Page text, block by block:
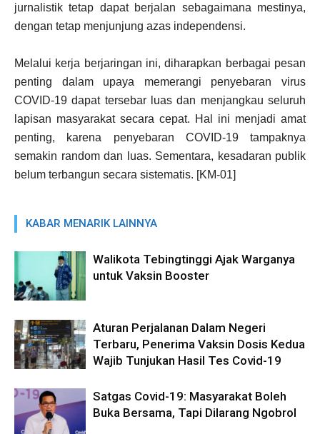
jurnalistik tetap dapat berjalan sebagaimana mestinya,
dengan tetap menjunjung azas independensi.
Melalui kerja berjaringan ini, diharapkan berbagai pesan
penting dalam upaya memerangi penyebaran virus
COVID-19 dapat tersebar luas dan menjangkau seluruh
lapisan masyarakat secara cepat. Hal ini menjadi amat
penting, karena penyebaran COVID-19 tampaknya
semakin random dan luas. Sementara, kesadaran publik
belum terbangun secara sistematis. [KM-01]
KABAR MENARIK LAINNYA
Walikota Tebingtinggi Ajak Warganya
untuk Vaksin Booster
Aturan Perjalanan Dalam Negeri
Terbaru, Penerima Vaksin Dosis Kedua
Wajib Tunjukan Hasil Tes Covid-19
Satgas Covid-19: Masyarakat Boleh
Buka Bersama, Tapi Dilarang Ngobrol